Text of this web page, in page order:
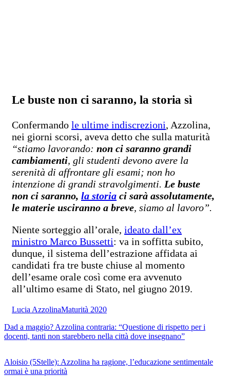
Le buste non ci saranno, la storia sì
Confermando le ultime indiscrezioni, Azzolina,
nei giorni scorsi, aveva detto che sulla maturità
“stiamo lavorando: non ci saranno grandi
cambiamenti, gli studenti devono avere la
serenità di affrontare gli esami; non ho
intenzione di grandi stravolgimenti. Le buste
non ci saranno, la storia ci sarà assolutamente,
le materie usciranno a breve, siamo al lavoro”.
Niente sorteggio all’orale, ideato dall’ex
ministro Marco Bussetti: va in soffitta subito,
dunque, il sistema dell’estrazione affidata ai
candidati fra tre buste chiuse al momento
dell’esame orale così come era avvenuto
all’ultimo esame di Stato, nel giugno 2019.
Lucia AzzolinaMaturità 2020
Dad a maggio? Azzolina contraria: “Questione di rispetto per i
docenti, tanti non starebbero nella città dove insegnano”
Aloisio (5Stelle): Azzolina ha ragione, l’educazione sentimentale
ormai è una priorità